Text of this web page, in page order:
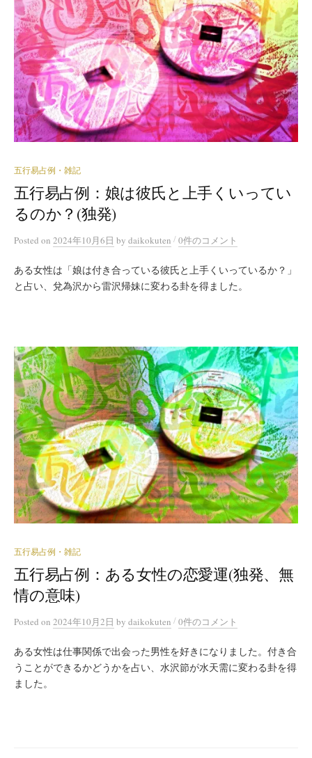
五行易占例・雑記
五行易占例：娘は彼氏と上手くいってい
るのか？(独発)
Posted on 2024年10月6日 by daikokuten /0件のコメント
ある女性は「娘は付き合っている彼氏と上手くいっているか？」
と占い、兌為沢から雷沢帰妹に変わる卦を得ました。
五行易占例・雑記
五行易占例：ある女性の恋愛運(独発、無
情の意味)
Posted on 2024年10月2日 by daikokuten /0件のコメント
ある女性は仕事関係で出会った男性を好きになりました。付き合
うことができるかどうかを占い、水沢節が水天需に変わる卦を得
ました。